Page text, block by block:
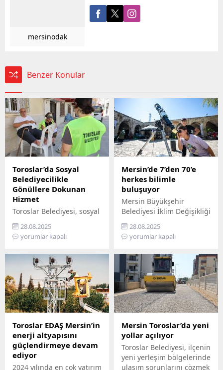
mersinodak
Benzer Konular
Toroslar’da Sosyal
Belediyecilikle
Gönüllere Dokunan
Hizmet
Toroslar Belediyesi, sosyal
belediyecilik anlayışıyla
vatandaşların gönüllerine
dokunmaya devam ediyor.
vatandaşlar, özel
gereksinimli bireyler ile
gazi ve şehit aileleri,
belediyenin şefkatli elini
her zaman yanlarında
hissediyor. Belediye Sosyal
Destek Hizmetleri
Müdürlüğü’ne bağlı Şehit
ve Gazi Şefliği ile Yaşlı ve
Engelli Şefliği, belli
periyotlarla ev ziyaretleri
28.08.2025
yorumlar kapalı
Mersin’de 7’den 70’e
herkes bilimle
buluşuyor
Mersin Büyükşehir
Belediyesi İklim Değişikliği
ve Sıfır Atık Dairesi
Başkanlığı, Mercan 100.
Yıl İklim ve Çevre Bilim
edemeyenler için bilimi
yurttaşın ayağına
götürüyor. ‘Gökyüzü
Hepimizin, Bilim Her
Yerde’ sloganıyla yola
çıkan Büyükşehir,
Mersin’in ilçelerini tek tek
gezerek 7’den 70’e herkesi
bilimle buluşturuyor.
Bilimi, hayatın her
alanında yaygınlaştırmayı
28.08.2025
yorumlar kapalı
Toroslar EDAŞ Mersin’in
enerji altyapısını
güçlendirmeye devam
ediyor
2024 yılında en çok yatırım
Mersin Toroslar’da yeni
yollar açılıyor
Toroslar Belediyesi, ilçenin
yeni yerleşim bölgelerinde
ulaşım sorunlarını çözmek